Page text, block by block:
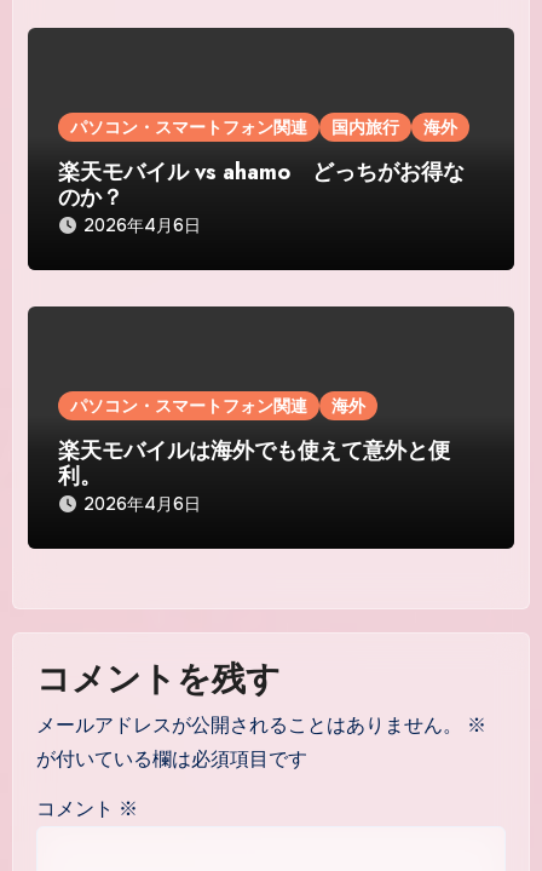
パソコン・スマートフォン関連 国内旅行 海外
楽天モバイル vs ahamo どっちがお得な
のか？
2026年4月6日
パソコン・スマートフォン関連 海外
楽天モバイルは海外でも使えて意外と便
利。
2026年4月6日
コメントを残す
メールアドレスが公開されることはありません。
※
が付いている欄は必須項目です
コメント ※